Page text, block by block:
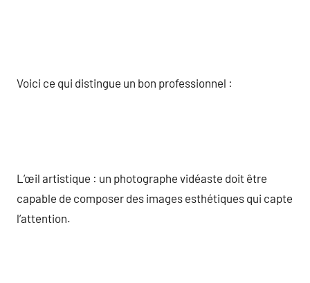
Voici ce qui distingue un bon professionnel :
L’œil artistique : un photographe vidéaste doit être
capable de composer des images esthétiques qui capte
l’attention.